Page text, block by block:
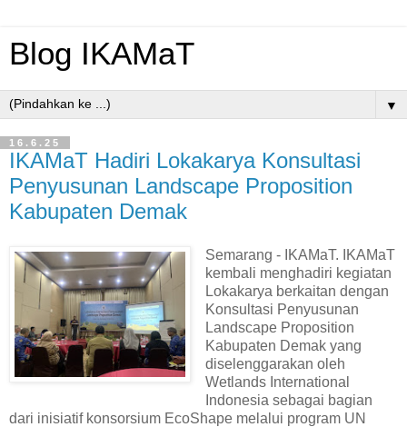
Blog IKAMaT
▼
16.6.25
IKAMaT Hadiri Lokakarya Konsultasi
Penyusunan Landscape Proposition
Kabupaten Demak
Semarang - IKAMaT. IKAMaT
kembali menghadiri kegiatan
Lokakarya berkaitan dengan
Konsultasi Penyusunan
Landscape Proposition
Kabupaten Demak yang
diselenggarakan oleh
Wetlands International
Indonesia sebagai bagian
dari inisiatif konsorsium EcoShape melalui program UN